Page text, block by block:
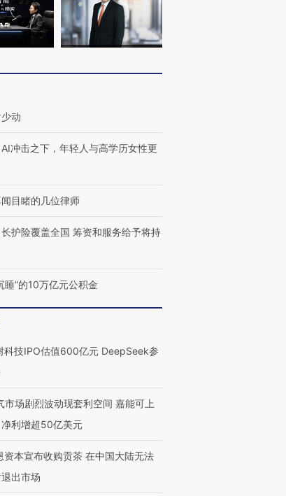
博
有意思的生活方式·第三对
【商旅对话】华住集团
住三大增长引擎是什么？
动
AI冲击之下，年轻人与高学历女性更
目睹的几位律师
长护险覆盖全国 筹资和服务给予将持
睡”的10万亿元公积金
科技IPO估值600亿元 DeepSeek参
市场剧烈波动现套利空间 嘉能可上
利增超50亿美元
资本宣布收购贡茶 在中国大陆无法
出市场